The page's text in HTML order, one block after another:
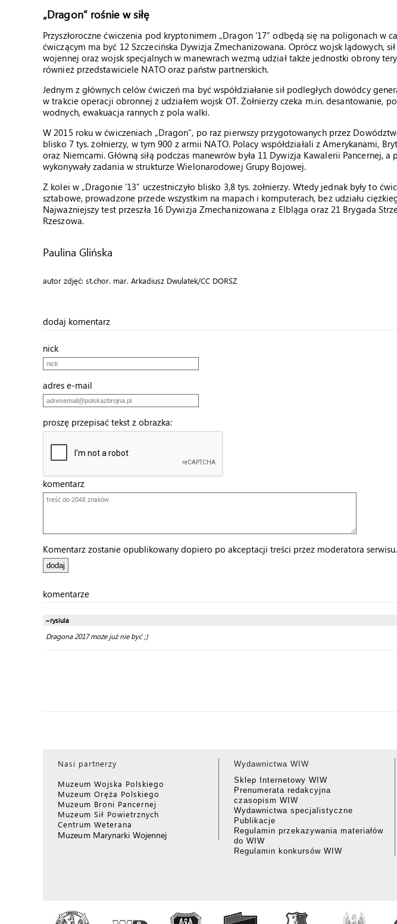
„Dragon” rośnie w siłę
Przyszłoroczne ćwiczenia pod kryptonimem „Dragon ’17” odbędą się na poligonach w
ćwiczącym ma być 12 Szczecińska Dywizja Zmechanizowana. Oprócz wojsk lądowych,
wojennej oraz wojsk specjalnych w manewrach wezmą udział także jednostki obrony
również przedstawiciele NATO oraz państw partnerskich.
Jednym z głównych celów ćwiczeń ma być współdziałanie sił podległych dowódcy
w trakcie operacji obronnej z udziałem wojsk OT. Żołnierzy czeka m.in. desantowanie,
wodnych, ewakuacja rannych z pola walki.
W 2015 roku w ćwiczeniach „Dragon”, po raz pierwszy przygotowanych przez
blisko 7 tys. żołnierzy, w tym 900 z armii NATO. Polacy współdziałali z Amerykanami,
oraz Niemcami. Główną siłą podczas manewrów była 11 Dywizja Kawalerii Pancernej, a
wykonywały zadania w strukturze Wielonarodowej Grupy Bojowej.
Z kolei w „Dragonie ’13” uczestniczyło blisko 3,8 tys. żołnierzy. Wtedy jednak były to
sztabowe, prowadzone przede wszystkim na mapach i komputerach, bez udziału
Najważniejszy test przeszła 16 Dywizja Zmechanizowana z Elbląga oraz 21 Brygada
Rzeszowa.
Paulina Glińska
autor zdjęć: st.chor. mar. Arkadiusz Dwulatek/CC DORSZ
dodaj komentarz
nick
adres e-mail
proszę przepisać tekst z obrazka:
komentarz
Komentarz zostanie opublikowany dopiero po akceptacji treści przez moderatora serwisu.
komentarze
~rysiula
Dragona 2017 może już nie być ;)
Nasi partnerzy
Muzeum Wojska Polskiego
Muzeum Oręża Polskiego
Muzeum Broni Pancernej
Muzeum Sił Powietrznych
Centrum Weterana
Muzeum Marynarki Wojennej
Wydawnictwa WIW
Sklep Internetowy WIW
Prenumerata redakcyjna
czasopism WIW
Wydawnictwa specjalistyczne
Publikacje
Regulamin przekazywania materiałów
do WIW
Regulamin konkursów WIW